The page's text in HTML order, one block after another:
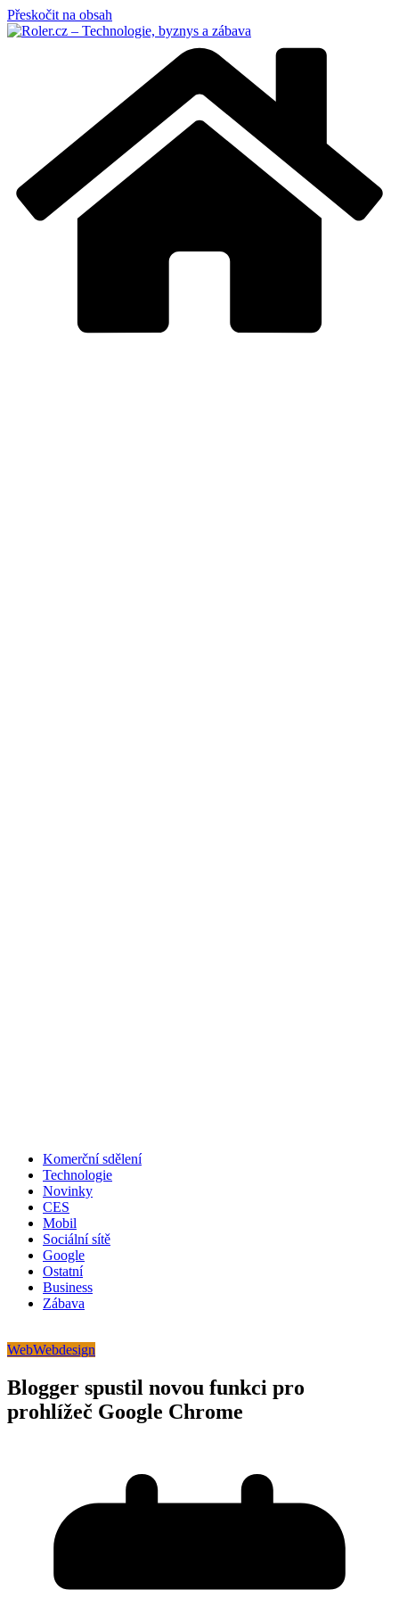
Přeskočit na obsah
Komerční sdělení
Technologie
Novinky
CES
Mobil
Sociální sítě
Google
Ostatní
Business
Zábava
WebWebdesign
Blogger spustil novou funkci pro
prohlížeč Google Chrome